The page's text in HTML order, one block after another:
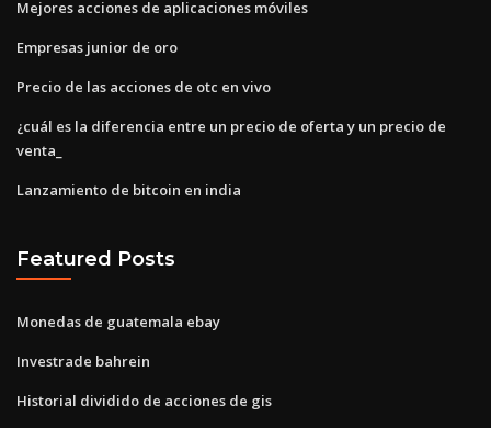
Mejores acciones de aplicaciones móviles
Empresas junior de oro
Precio de las acciones de otc en vivo
¿cuál es la diferencia entre un precio de oferta y un precio de
venta_
Lanzamiento de bitcoin en india
Featured Posts
Monedas de guatemala ebay
Investrade bahrein
Historial dividido de acciones de gis